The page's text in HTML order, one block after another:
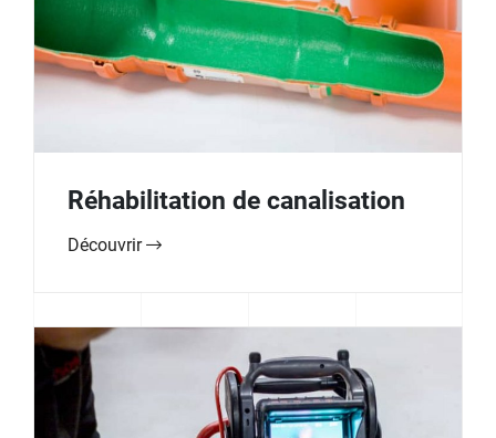
Réhabilitation de canalisation
Découvrir